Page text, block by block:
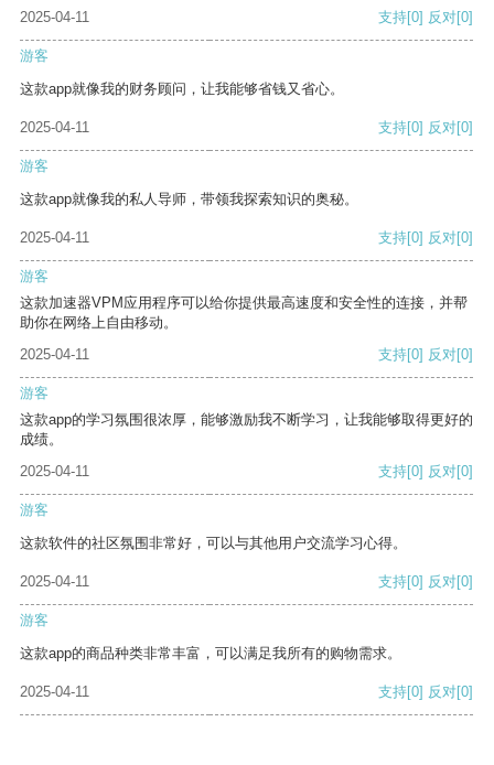
2025-04-11 支持[0] 反对[0]
游客
这款app就像我的财务顾问，让我能够省钱又省心。
2025-04-11 支持[0] 反对[0]
游客
这款app就像我的私人导师，带领我探索知识的奥秘。
2025-04-11 支持[0] 反对[0]
游客
这款加速器VPM应用程序可以给你提供最高速度和安全性的连接，并帮
助你在网络上自由移动。
2025-04-11
支持[0] 反对[0]
游客
这款app的学习氛围很浓厚，能够激励我不断学习，让我能够取得更好的
成绩。
2025-04-11
支持[0] 反对[0]
游客
这款软件的社区氛围非常好，可以与其他用户交流学习心得。
2025-04-11 支持[0] 反对[0]
游客
这款app的商品种类非常丰富，可以满足我所有的购物需求。
2025-04-11 支持[0] 反对[0]